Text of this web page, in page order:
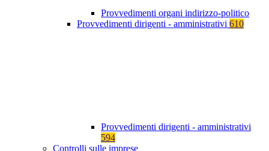
Provvedimenti organi indirizzo-politico
Provvedimenti dirigenti - amministrativi 610
Provvedimenti dirigenti - amministrativi
594
Controlli sulle imprese